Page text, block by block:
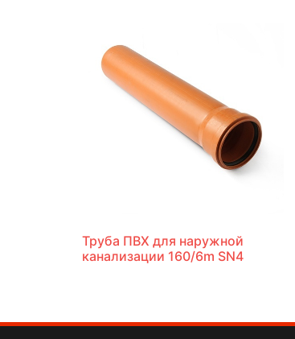
Труба ПВХ для наружной
канализации 160/6m SN4